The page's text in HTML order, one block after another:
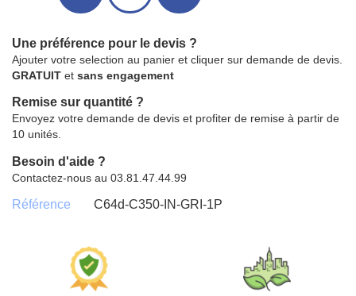
Une préférence pour le devis ?
Ajouter votre selection au panier et cliquer sur demande de devis.
GRATUIT et sans engagement
Remise sur quantité ?
Envoyez votre demande de devis et profiter de remise à partir de
10 unités.
Besoin d'aide ?
Contactez-nous au 03.81.47.44.99
Référence C64d-C350-IN-GRI-1P